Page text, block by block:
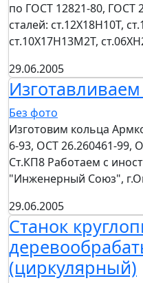
по ГОСТ 12821-80, ГОСТ
сталей: ст.12Х18Н10Т,
ст.10Х17Н13М2Т,
29.06.2005
Без фото
Изготовим кольца
6-93, ОСТ 26.260461-99,
Ст.КП8 Работаем с
"Инженерный Союз",
29.06.2005
Станок
(циркулярный)